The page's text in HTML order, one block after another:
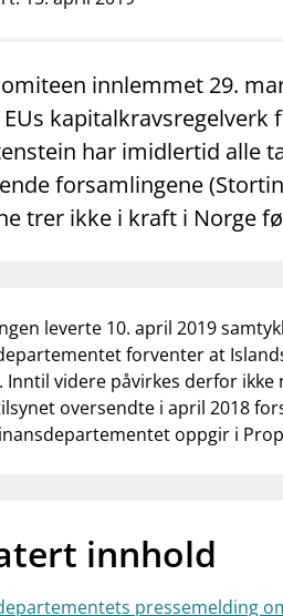
innlemmet 29.
kapitalkravsregelverk
har imidlertid alle
forsamlingene
trer ikke i kraft i Norge
leverte 10. april 2019
forventer at
Inntil videre påvirkes derfor ikke
oversendte i april 2018
oppgir i
innhold
pressemelding